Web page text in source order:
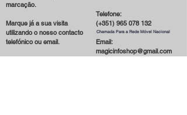
marcação.
Marque já a sua visita
utilizando o nosso contacto
telefónico ou email.
Telefone:
(+351) 965 078 132
Email:
magicinfoshop@gmail.com
Chamada Para a Rede Móvel Nacional